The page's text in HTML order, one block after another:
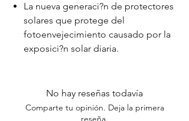
La nueva generaci?n de protectores
solares que protege del
fotoenvejecimiento causado por la
exposici?n solar diaria.
No hay reseñas todavía
Comparte tu opinión. Deja la primera
reseña.